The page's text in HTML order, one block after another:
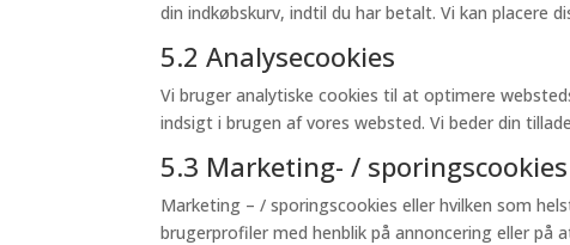
din indkøbskurv, indtil du har betalt. Vi kan placere
5.2 Analysecookies
Vi bruger analytiske cookies til at optimere
indsigt i brugen af ​​vores websted. Vi beder din
5.3 Marketing- / sporingscookies
Marketing – / sporingscookies eller hvilken som
brugerprofiler med henblik på annoncering eller